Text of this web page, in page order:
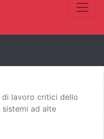
lavoro critici dello
ad alte